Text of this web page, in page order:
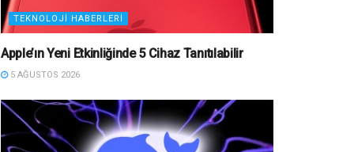
TEKNOLOJI HABERLERI
Apple’ın Yeni Etkinliğinde 5 Cihaz Tanıtılabilir
5 AĞUSTOS 2026